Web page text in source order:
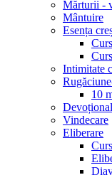
Mărturii -
Mântuire
Esența
Intimitate
10
Devoțional
Vindecare
Eliberare